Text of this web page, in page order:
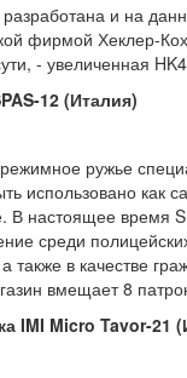
и на
фирмой Хеклер-
- увеличенная
12 (Италия)
ружье
использовано как
В настоящее время
среди
также в качестве
вмещает 8
IMI Micro Tavor-21